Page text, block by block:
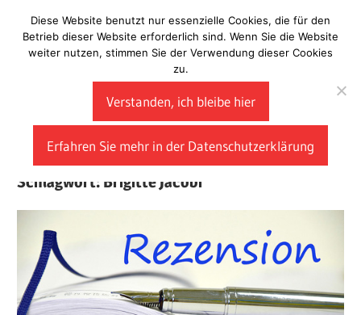
Inhalt
springen
Laberladen
Schlagwort: Brigitte Jacobi
Diese Website benutzt nur essenzielle Cookies, die für den
Betrieb dieser Website erforderlich sind. Wenn Sie die Website
weiter nutzen, stimmen Sie der Verwendung dieser Cookies
zu.
Verstanden, ich bleibe hier
Erfahren Sie mehr in der Datenschutzerklärung